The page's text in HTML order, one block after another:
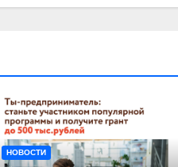
НОВОСТИ